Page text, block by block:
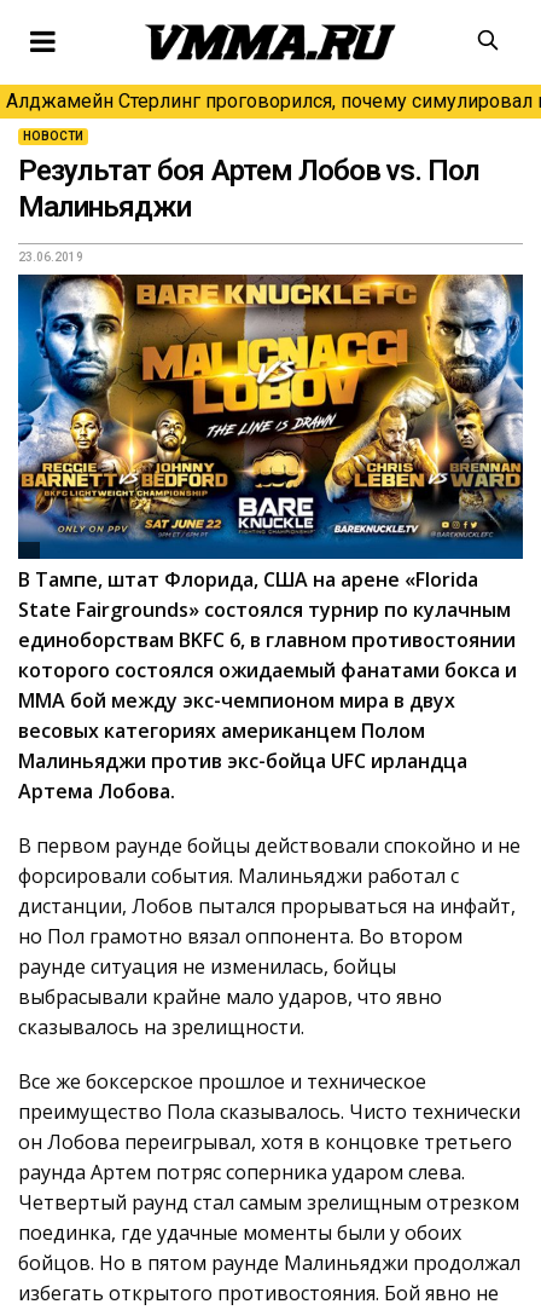
Алджамейн Стерлинг проговорился, почему симулировал
НОВОСТИ
Результат боя Артем Лобов vs. Пол
Малиньяджи
23.06.2019
В Тампе, штат Флорида, США на арене «Florida
State Fairgrounds» состоялся турнир по кулачным
единоборствам BKFC 6, в главном противостоянии
которого состоялся ожидаемый фанатами бокса и
ММА бой между экс-чемпионом мира в двух
весовых категориях американцем Полом
Малиньяджи против экс-бойца UFC ирландца
Артема Лобова.
В первом раунде бойцы действовали спокойно и не
форсировали события. Малиньяджи работал с
дистанции, Лобов пытался прорываться на инфайт,
но Пол грамотно вязал оппонента. Во втором
раунде ситуация не изменилась, бойцы
выбрасывали крайне мало ударов, что явно
сказывалось на зрелищности.
Все же боксерское прошлое и техническое
преимущество Пола сказывалось. Чисто технически
он Лобова переигрывал, хотя в концовке третьего
раунда Артем потряс соперника ударом слева.
Четвертый раунд стал самым зрелищным отрезком
поединка, где удачные моменты были у обоих
бойцов. Но в пятом раунде Малиньяджи продолжал
избегать открытого противостояния. Бой явно не